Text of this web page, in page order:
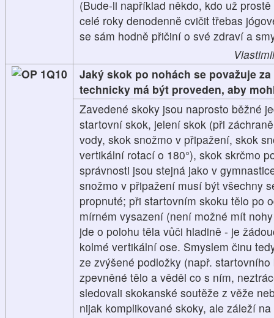
(Bude-li například někdo, kdo už
celé roky denodenně cvičit třebas
se sám hodně přičiní o své zdraví a
1Q10
Jaký skok po nohách se považuje
technicky má být proveden, aby
Zavedené skoky jsou naprosto běžné
startovní skok, jelení skok (při
vody, skok snožmo v připažení, skok
vertikální rotací o 180°), skok skrčmo
správnosti jsou stejná jako v
snožmo v připažení musí být všechny
propnuté; při startovním skoku tělo po
mírném vysazení (není možné mít
jde o polohu těla vůči hladině - je
kolmé vertikální ose. Smyslem činu
ze zvýšené podložky (např. startovního
zpevněné tělo a věděl co s ním,
sledovali skokanské soutěže z věže
nijak komplikované skoky, ale záleží